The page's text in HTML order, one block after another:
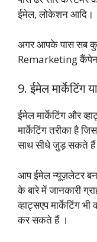
ईमेल, लोकेशन आदि।
अगर आपके पास सब
Remarketing कैंपेन
9. ईमेल मार्केटिंग
ईमेल मार्केटिंग और
मार्केटिंग तरीका है
साथ सीधे जुड़ सकते
आप ईमेल न्यूज़लेटर
के बारे में जानकारी
व्हाट्सएप मार्केटिंग
कर सकते हैं ।